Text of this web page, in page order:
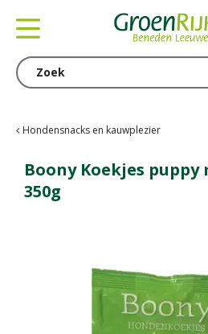
Hondensnacks en kauwplezier
Boony Koekjes
350g